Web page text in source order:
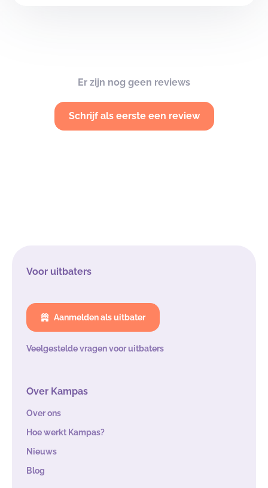
Er zijn nog geen reviews
Schrijf als eerste een review
Voor uitbaters
Aanmelden als uitbater
Veelgestelde vragen voor uitbaters
Over Kampas
Over ons
Hoe werkt Kampas?
Nieuws
Blog